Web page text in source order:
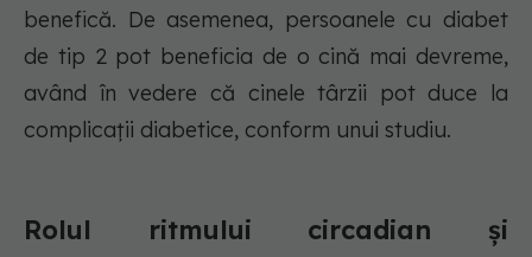
benefică. De asemenea, persoanele cu diabet
de tip 2 pot beneficia de o cină mai devreme,
având în vedere că cinele târzii pot duce la
complicații diabetice, conform unui studiu.
Rolul ritmului circadian și